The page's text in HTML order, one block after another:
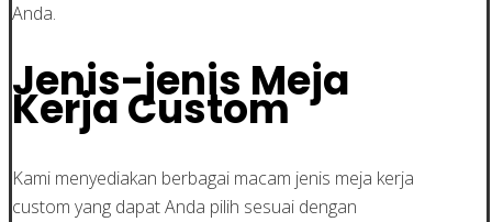
Anda.
Jenis-jenis Meja
Kerja Custom
Kami menyediakan berbagai macam jenis meja kerja
custom yang dapat Anda pilih sesuai dengan